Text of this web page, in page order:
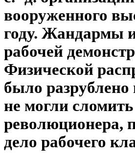
вооруженного
году. Жандармы
рабочей
Физической
было разрублено
не могли
революционера,
дело рабочего